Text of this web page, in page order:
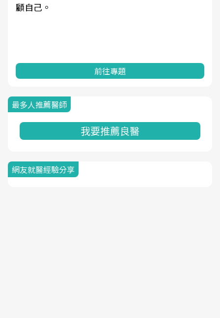
顧自己。
前往專題
最多人推薦醫師
我要推薦良醫
網友就醫經驗分享